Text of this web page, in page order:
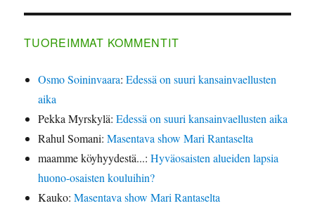
TUOREIMMAT KOMMENTIT
Osmo Soininvaara:Edessä on suuri kansainvaellusten
aika
Pekka Myrskylä:Edessä on suuri kansainvaellusten aika
Rahul Somani:Masentava show Mari Rantaselta
maamme köyhyydestä...:Hyväosaisten alueiden lapsia
huono-osaisten kouluihin?
Kauko:Masentava show Mari Rantaselta